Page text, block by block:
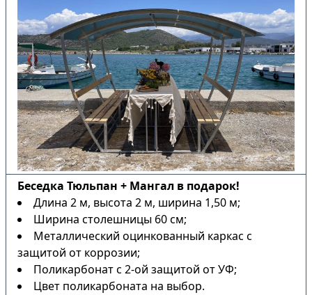
Беседка Тюльпан + Мангал в подарок!
Длина 2 м, высота 2 м, ширина 1,50 м;
Ширина столешницы 60 см;
Металлический оцинкованный каркас с
защитой от коррозии;
Поликарбонат с 2-ой защитой от УФ;
Цвет поликарбоната на выбор.